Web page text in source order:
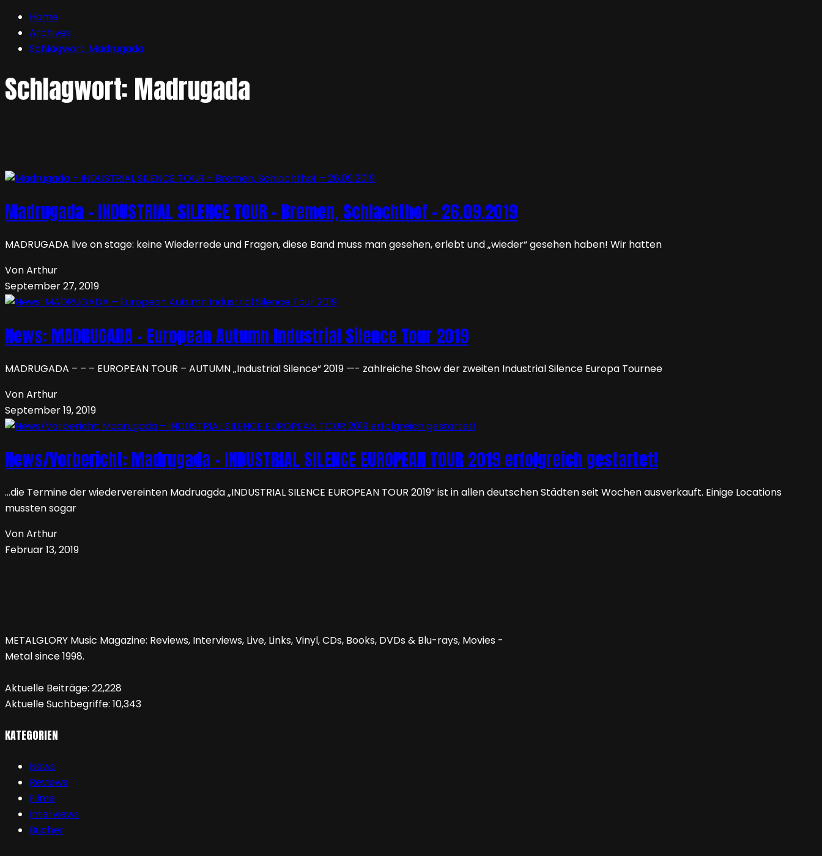
Home
Archives
Schlagwort: Madrugada
Schlagwort: Madrugada
Madrugada – INDUSTRIAL SILENCE TOUR – Bremen, Schlachthof – 26.09.2019
MADRUGADA live on stage: keine Wiederrede und Fragen, diese Band muss man gesehen, erlebt und „wieder“ gesehen haben! Wir hatten
Von Arthur
September 27, 2019
News: MADRUGADA – European Autumn Industrial Silence Tour 2019
MADRUGADA – – – EUROPEAN TOUR – AUTUMN „Industrial Silence“ 2019 —- zahlreiche Show der zweiten Industrial Silence Europa Tournee
Von Arthur
September 19, 2019
News/Vorbericht: Madrugada – INDUSTRIAL SILENCE EUROPEAN TOUR 2019 erfolgreich gestartet!
…die Termine der wiedervereinten Madruagda „INDUSTRIAL SILENCE EUROPEAN TOUR 2019“ ist in allen deutschen Städten seit Wochen ausverkauft. Einige Locations
mussten sogar
Von Arthur
Februar 13, 2019
METALGLORY Music Magazine: Reviews, Interviews, Live, Links, Vinyl, CDs, Books, DVDs & Blu-rays, Movies -
Metal since 1998.
Aktuelle Beiträge: 22,228
Aktuelle Suchbegriffe: 10,343
KATEGORIEN
News
Reviews
Filme
Interviews
Bücher